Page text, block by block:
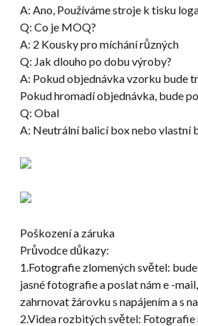
A: Ano, Používáme stroje k tisku
Q: Co je MOQ?
A: 2 Kousky pro míchání různých
Q: Jak dlouho po dobu výroby?
A: Pokud objednávka vzorku bude
Pokud hromadí objednávka, bude
Q: Obal
A: Neutrální balicí box nebo vlastní
Poškození a záruka
Průvodce důkazy:
1.Fotografie zlomených světel:
jasné fotografie a poslat nám e -
zahrnovat žárovku s napájením a s
2.Videa rozbitých světel: Fotografie